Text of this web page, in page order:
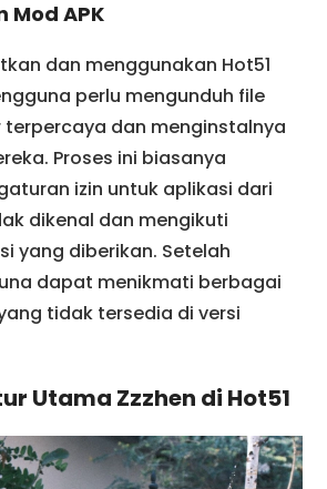
Mod APK
dan menggunakan Hot51
perlu mengunduh file
terpercaya dan menginstalnya
Proses ini biasanya
izin untuk aplikasi dari
dikenal dan mengikuti
yang diberikan. Setelah
dapat menikmati berbagai
tidak tersedia di versi
Utama Zzzhen di Hot51